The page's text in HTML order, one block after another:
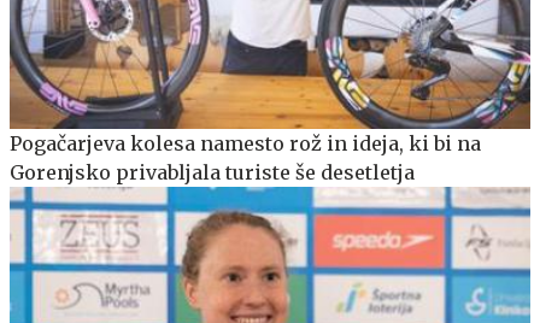
Pogačarjeva kolesa namesto rož in ideja, ki bi na
Gorenjsko privabljala turiste še desetletja